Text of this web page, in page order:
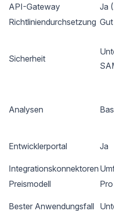
API-Gateway
Ja
Richtliniendurchsetzung Gut
Sicherheit
Analysen
Entwicklerportal Ja
Integrationskonnektoren
Preismodell
Bester Anwendungsfall